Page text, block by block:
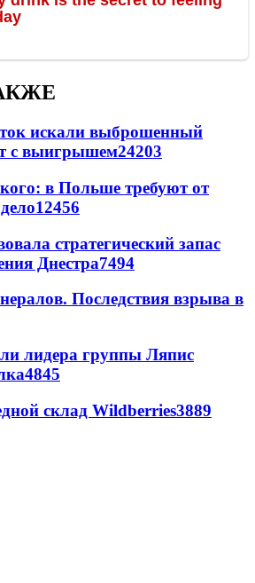
искали выброшенный
с выигрышем24203
в Польше требуют от
12456
стратегический запас
Днестра7494
Последствия взрыва в
лидера группы Ляпис
4845
склад Wildberries3889